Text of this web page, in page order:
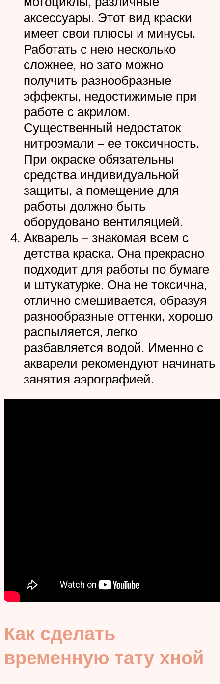
аксессуары. Этот вид краски
имеет свои плюсы и минусы.
Работать с нею несколько
сложнее, но зато можно
получить разнообразные
эффекты, недостижимые при
работе с акрилом.
Существенный недостаток
нитроэмали – ее токсичность.
При окраске обязательны
средства индивидуальной
защиты, а помещение для
работы должно быть
оборудовано вентиляцией.
Акварель – знакомая всем с
детства краска. Она прекрасно
подходит для работы по бумаге
и штукатурке. Она не токсична,
отлично смешивается, образуя
разнообразные оттенки, хорошо
распыляется, легко
разбавляется водой. Именно с
акварели рекомендуют начинать
занятия аэрографией.
Как сделать
временную тату хной